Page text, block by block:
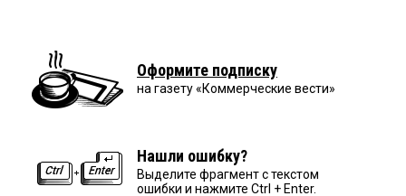
Оформите подписку
на газету «Коммерческие вести»
Нашли ошибку?
Выделите фрагмент с текстом
ошибки и нажмите Ctrl + Enter.